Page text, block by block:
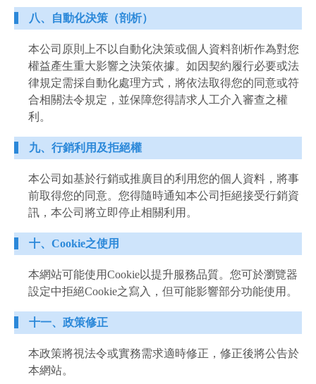
八、自動化決策（剖析）
本公司原則上不以自動化決策或個人資料剖析作為對您
權益產生重大影響之決策依據。如因契約履行必要或法
律規定需採自動化處理方式，將依法取得您的同意或符
合相關法令規定，並保障您得請求人工介入審查之權
利。
九、行銷利用及拒絕權
本公司如基於行銷或推廣目的利用您的個人資料，將事
前取得您的同意。您得隨時通知本公司拒絕接受行銷資
訊，本公司將立即停止相關利用。
十、Cookie之使用
本網站可能使用Cookie以提升服務品質。您可於瀏覽器
設定中拒絕Cookie之寫入，但可能影響部分功能使用。
十一、政策修正
本政策將視法令或實務需求適時修正，修正後將公告於
本網站。